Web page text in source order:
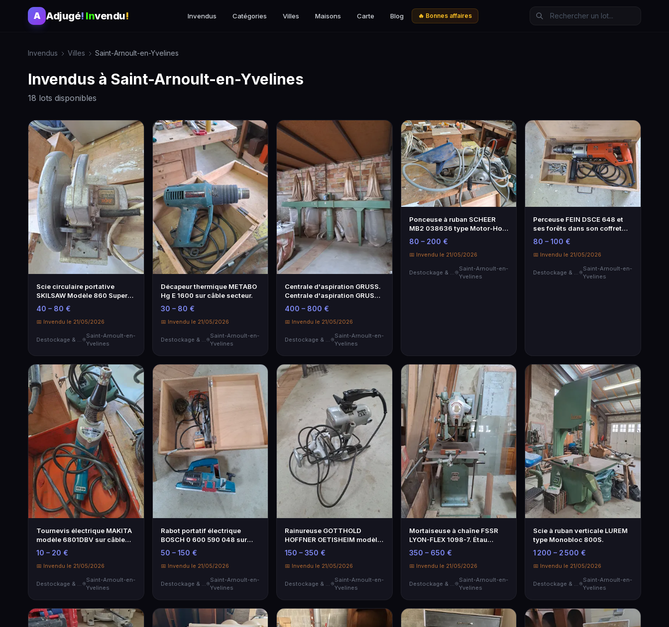
A Adjugé! Invendu! Invendus Catégories Villes Maisons Carte Blog 🔥 Bonnes affaires
Invendus Villes Saint-Arnoult-en-Yvelines
Invendus à Saint-Arnoult-en-Yvelines
18 lots disponibles
Scie circulaire portative
SKILSAW Modèle 860 Super
Duty, lam…
40 – 80 €
📅 Invendu le 21/05/2026
Saint-Arnoult-en-
Yvelines
Décapeur thermique METABO
Hg E 1600 sur câble secteur.
30 – 80 €
📅 Invendu le 21/05/2026
Saint-Arnoult-en-
Yvelines
Centrale d'aspiration GRUSS.
Centrale d'aspiration GRUSS
sur…
400 – 800 €
📅 Invendu le 21/05/2026
Saint-Arnoult-en-
Yvelines
Ponceuse à ruban SCHEER
MB2 038636 type Motor-Hob
sur câble …
80 – 200 €
📅 Invendu le 21/05/2026
Saint-Arnoult-en-
Yvelines
Perceuse FEIN DSCE 648 et
ses forêts dans son coffret
bois s…
80 – 100 €
📅 Invendu le 21/05/2026
Saint-Arnoult-en-
Yvelines
Tournevis électrique MAKITA
modèle 6801DBV sur câble
secteur…
10 – 20 €
📅 Invendu le 21/05/2026
Saint-Arnoult-en-
Yvelines
Rabot portatif électrique
BOSCH 0 600 590 048 sur
câble sect…
50 – 150 €
📅 Invendu le 21/05/2026
Saint-Arnoult-en-
Yvelines
Rainureuse GOTTHOLD
HOFFNER OETISHEIM modèle
STU 360, n°4586…
150 – 350 €
📅 Invendu le 21/05/2026
Saint-Arnoult-en-
Yvelines
Mortaiseuse à chaîne FSSR
LYON-FLEX 1098-7. Étau
croisé avec…
350 – 650 €
📅 Invendu le 21/05/2026
Saint-Arnoult-en-
Yvelines
Scie à ruban verticale LUREM
type Monobloc 800S.
1 200 – 2 500 €
📅 Invendu le 21/05/2026
Saint-Arnoult-en-
Yvelines